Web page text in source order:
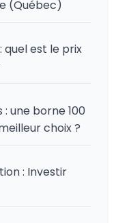
(Québec)
quel est le prix
une borne 100
choix ?
: Investir